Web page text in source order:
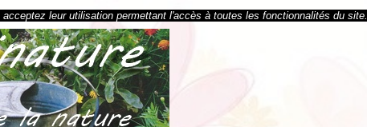
leur utilisation permettant l'accès à toutes les fonctionnalités du site.